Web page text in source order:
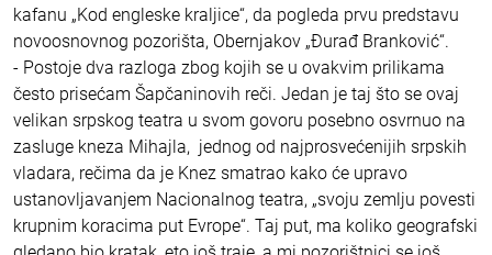
kafanu „Kod engleske kraljice“, da pogleda prvu predstavu
novoosnovnog pozorišta, Obernjakov „Đurađ Branković“.
- Postoje dva razloga zbog kojih se u ovakvim prilikama
često prisećam Šapčaninovih reči. Jedan je taj što se ovaj
velikan srpskog teatra u svom govoru posebno osvrnuo na
zasluge kneza Mihajla, jednog od najprosvećenijih srpskih
vladara, rečima da je Knez smatrao kako će upravo
ustanovljavanjem Nacionalnog teatra, „svoju zemlju povesti
krupnim koracima put Evrope“. Taj put, ma koliko geografski